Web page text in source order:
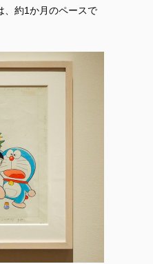
、約1か月のペースで